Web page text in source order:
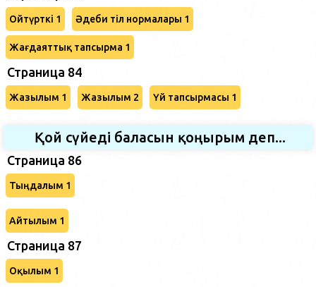
Ойтүрткі 1 Әдеби тіл нормалары 1
Жағдаяттық тапсырма 1
Страница 84
Жазылым 1 Жазылым 2 Үй тапсырмасы 1
Қой сүйеді баласын қоңырым деп...
Страница 86
Тыңдалым 1
Айтылым 1
Страница 87
Оқылым 1